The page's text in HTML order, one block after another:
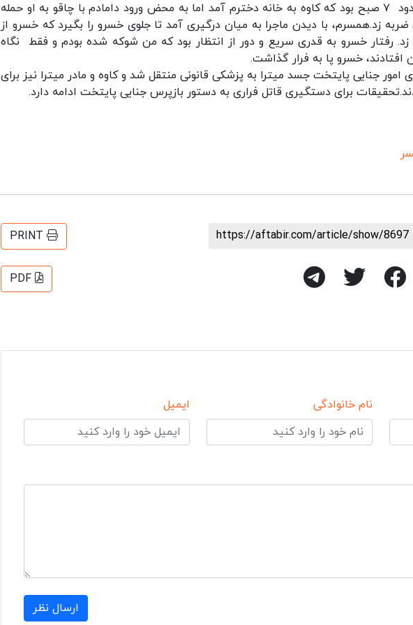
پدر مقتول در ادامه گفت: ساعت حدود ۷ صبح بود که کاوه به خانه دخترم آمد اما به محض ورود دامادم با چاقو به او حمله
زد.همسرم، با دیدن ماجرا به میان درگیری آمد تا جلوی خسرو را بگیرد که خسرو از
رفتار خسرو به قدری سریع و دور از انتظار بود که من شوکه شده بودم و فقط نگاه
خسرو پا به فرار گذاشت.
جنایی پایتخت جسد میترا به پزشکی قانونی منتقل شد و کاوه و مادر میترا نیز برای
برای دستگیری قاتل فراری به دستور بازپرس جنایی پایتخت ادامه دارد.
https://aftabir.com/article/show/8697
PRINT
PDF
نام خانوادگی ایمیل
ارسال نظر